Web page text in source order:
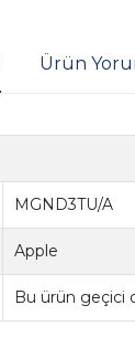
Ürün
MGND3TU/A
Apple
Bu ürün geçici